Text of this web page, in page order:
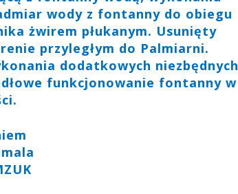
wody z fontanny do obiegu
żwirem płukanym. Usunięty
przyległym do Palmiarni.
dodatkowych niezbędnych
funkcjonowanie fontanny w